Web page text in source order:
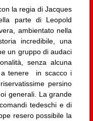
la regia di Jacques
parte di Leopold
ambientato nella
incredibile, una
un gruppo di audaci
senza alcuna
a tenere in scacco i
persino
generali. La grande
tedeschi e di
resero possibile la